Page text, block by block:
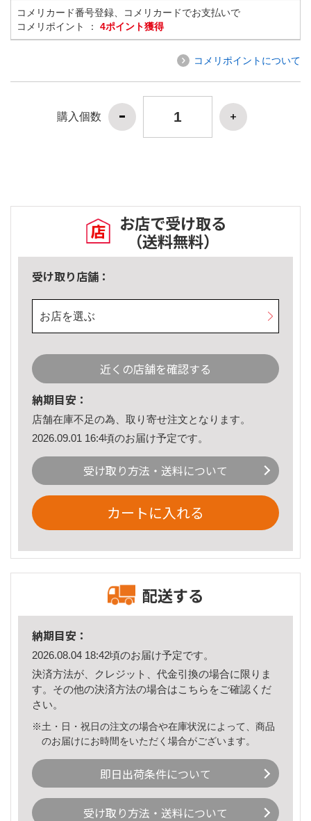
コメリカード番号登録、コメリカードでお支払いで
コメリポイント ： 4ポイント獲得
コメリポイントについて
購入個数
お店で受け取る
（送料無料）
受け取り店舗：
お店を選ぶ
近くの店舗を確認する
納期目安：
店舗在庫不足の為、取り寄せ注文となります。
2026.09.01 16:4頃のお届け予定です。
受け取り方法・送料について
カートに入れる
配送する
納期目安：
2026.08.04 18:42頃のお届け予定です。
決済方法が、クレジット、代金引換の場合に限りま
す。その他の決済方法の場合はこちら をご確認くだ
さい。
※土・日・祝日の注文の場合や在庫状況によって、商品
のお届けにお時間をいただく場合がございます。
即日出荷条件について
受け取り方法・送料について